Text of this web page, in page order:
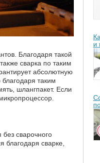
Благодаря такой
сварка по таким
абсолютную
таким
шлангпакет. Если
сварочного
благодаря сварке,
и